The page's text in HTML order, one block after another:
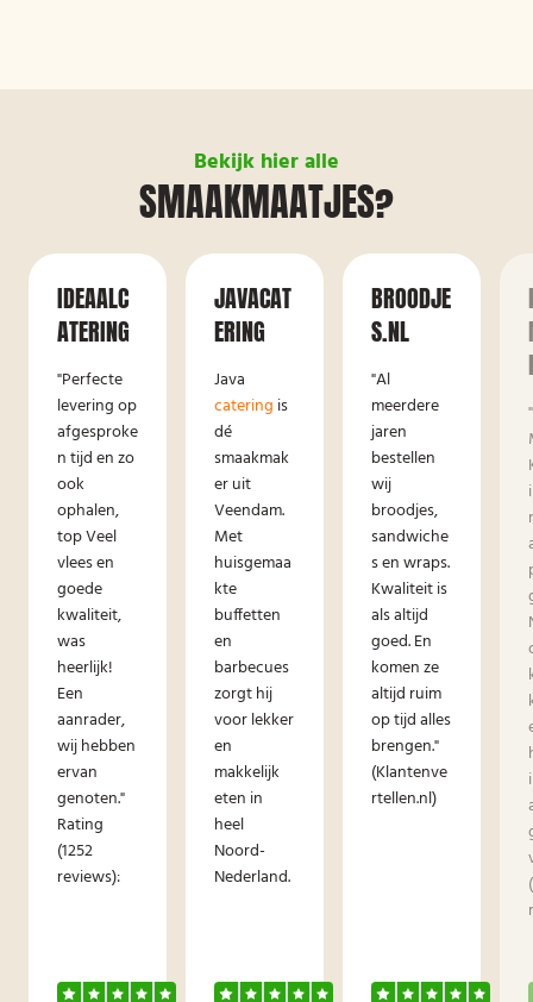
Bekijk hier alle
SMAAKMAATJES?
IDEAALC
ATERING
"Perfecte
levering op
afgesproke
n tijd en zo
ook
ophalen,
top Veel
vlees en
goede
kwaliteit,
was
heerlijk!
Een
aanrader,
wij hebben
ervan
genoten."
Rating
(1252
reviews):
JAVACAT
ERING
Java
catering is
dé
smaakmak
er uit
Veendam.
Met
huisgemaa
kte
buffetten
en
barbecues
zorgt hij
voor lekker
en
makkelijk
eten in
heel
Noord-
Nederland.
BROODJE
S.NL
"Al
meerdere
jaren
bestellen
wij
broodjes,
sandwiche
s en wraps.
Kwaliteit is
als altijd
goed. En
komen ze
altijd ruim
op tijd alles
brengen."
(Klantenve
rtellen.nl)